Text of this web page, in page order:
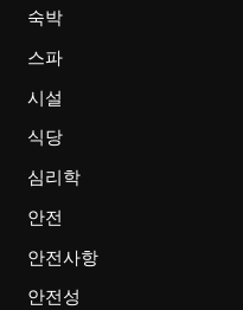
숙박
스파
시설
식당
심리학
안전
안전사항
안전성